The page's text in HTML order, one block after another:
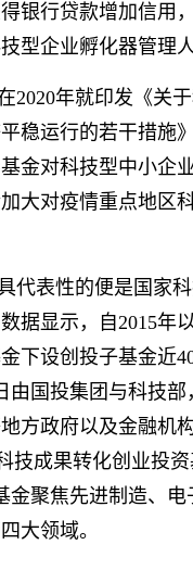
银行贷款增加信用
型企业孵化器管理人
2020年就印发《关
稳运行的若干措施
金对科技型中小企
大对疫情重点地区
代表性的便是国家
据显示，自2015年
下设创投子基金近
由国投集团与科技
方政府以及金融机
技成果转化创业投
金聚焦先进制造、
大领域。